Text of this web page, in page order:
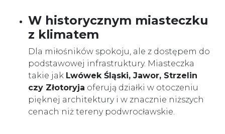
W historycznym miasteczku
z klimatem
Dla miłośników spokoju, ale z dostępem do
podstawowej infrastruktury. Miasteczka
takie jak Lwówek Śląski, Jawor, Strzelin
czy Złotoryja oferują działki w otoczeniu
pięknej architektury i w znacznie niższych
cenach niż tereny podwrocławskie.